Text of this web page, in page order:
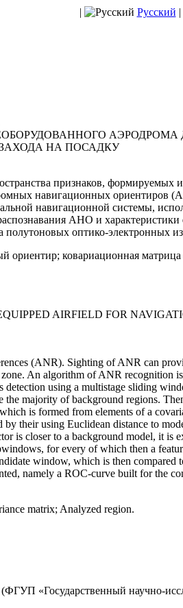
| Русский |
НА ПОСАДКУ
признаков, формируемых
навигационных
навигационной системы,
АНО и
оптико-электронных
ориентир; ковариационная
AIRFIELD FOR
(ANR). Sighting of ANR can
An algorithm of ANR recognition
using a multistage sliding
majority of background regions.
is formed from elements of a
their using Euclidean distance to
is closer to a background model, it is
for every of which then a
window, which is then
namely a ROC-curve built for the
matrix; Analyzed region.
(ФГУП «Государственный научно-